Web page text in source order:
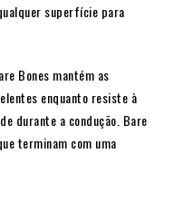
superfície para
Bones mantém as
enquanto resiste à
durante a condução. Bare
terminam com uma